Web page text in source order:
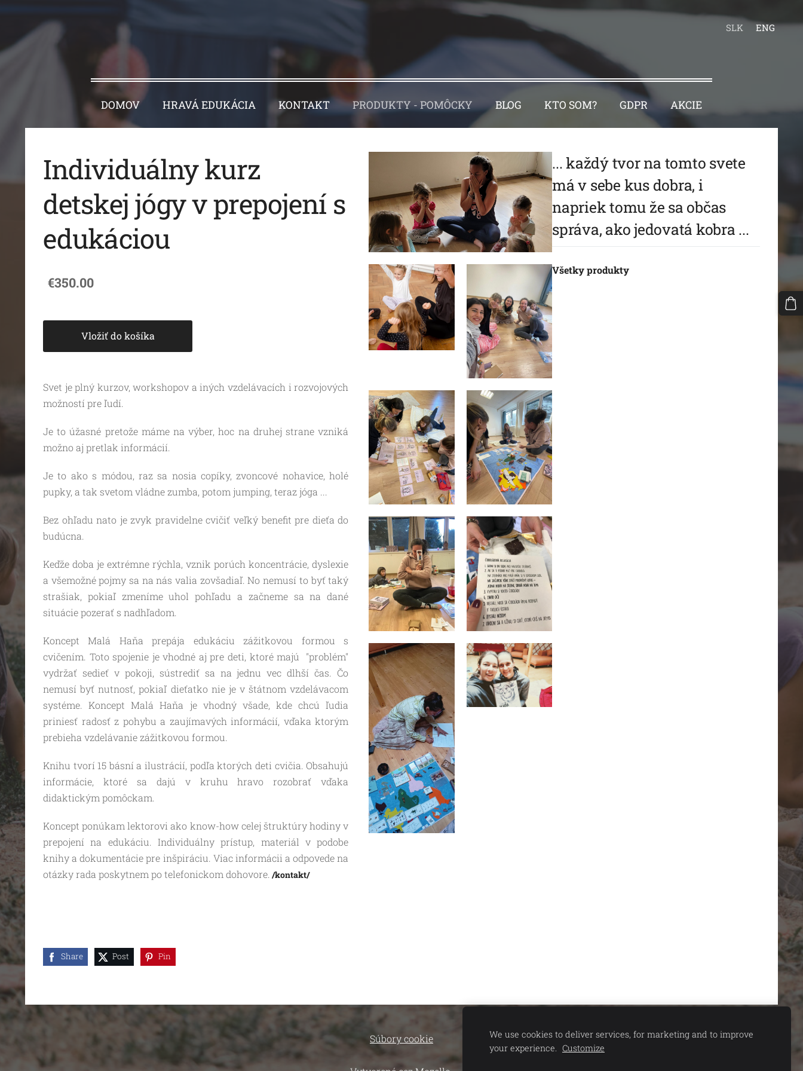
SLK ENG
DOMOV HRAVÁ EDUKÁCIA KONTAKT PRODUKTY - POMÔCKY BLOG KTO SOM? GDPR AKCIE
... každý tvor na tomto svete
má v sebe kus dobra, i
napriek tomu že sa občas
správa, ako jedovatá kobra ...
Všetky produkty
Individuálny kurz
detskej jógy v prepojení s
edukáciou
€350.00
Vložiť do košíka
Svet je plný kurzov, workshopov a iných vzdelávacích i rozvojových
možností pre ľudí.
Je to úžasné pretože máme na výber, hoc na druhej strane vzniká
možno aj pretlak informácií.
Je to ako s módou, raz sa nosia copíky, zvoncové nohavice, holé
pupky, a tak svetom vládne zumba, potom jumping, teraz jóga ...
Bez ohľadu nato je zvyk pravidelne cvičiť veľký benefit pre dieťa do
budúcna.
Keďže doba je extrémne rýchla, vznik porúch koncentrácie, dyslexie
a všemožné pojmy sa na nás valia zovšadiaľ. No nemusí to byť taký
strašiak, pokiaľ zmeníme uhol pohľadu a začneme sa na dané
situácie pozerať s nadhľadom.
Koncept Malá Haňa prepája edukáciu zážitkovou formou s
cvičením. Toto spojenie je vhodné aj pre deti, ktoré majú "problém"
vydržať sedieť v pokoji, sústrediť sa na jednu vec dlhší čas. Čo
nemusí byť nutnosť, pokiaľ dieťatko nie je v štátnom vzdelávacom
systéme. Koncept Malá Haňa je vhodný všade, kde chcú ľudia
priniesť radosť z pohybu a zaujímavých informácií, vďaka ktorým
prebieha vzdelávanie zážitkovou formou.
Knihu tvorí 15 básní a ilustrácií, podľa ktorých deti cvičia. Obsahujú
informácie, ktoré sa dajú v kruhu hravo rozobrať vďaka
didaktickým pomôckam.
Koncept ponúkam lektorovi ako know-how celej štruktúry hodiny v
prepojení na edukáciu. Individuálny prístup, materiál v podobe
knihy a dokumentácie pre inšpiráciu. Viac informácii a odpovede na
otázky rada poskytnem po telefonickom dohovore. /kontakt/
Share Post Pin
Súbory cookie
We use cookies to deliver services, for marketing and to improve
your experience. Customize